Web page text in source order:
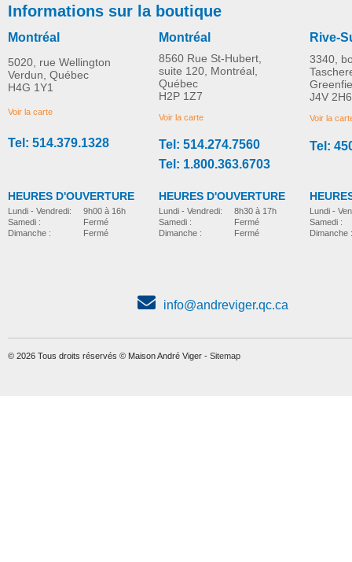
Informations sur la boutique
Montréal
5020, rue Wellington
Verdun, Québec
H4G 1Y1
Voir la carte
Tel: 514.379.1328
HEURES D'OUVERTURE
Lundi - Vendredi:
Samedi :
Dimanche :
9h00 à 16h
Fermé
Fermé
Montréal
8560 Rue St-Hubert,
suite 120, Montréal,
Québec
H2P 1Z7
Voir la carte
Tel: 514.274.7560
Tel: 1.800.363.6703
HEURES D'OUVERTURE
Lundi - Vendredi:
Samedi :
Dimanche :
8h30 à 17h
Fermé
Fermé
Rive-
3340,
J4V 2H6
Voir la
Tel:
Lundi -
Samedi :
Dimanche :
info@andreviger.qc.ca
© 2026 Tous droits réservés © Maison André Viger - Sitemap